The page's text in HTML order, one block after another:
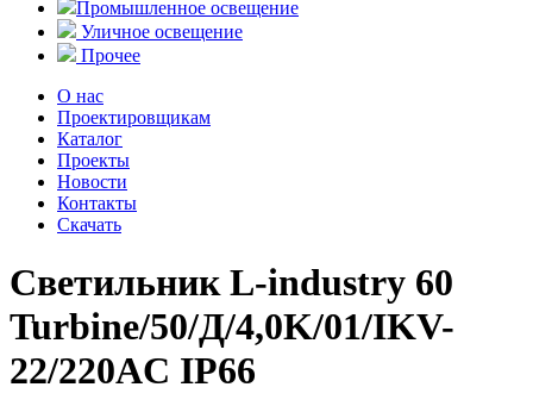
Промышленное освещение
Уличное освещение
Прочее
О нас
Проектировщикам
Каталог
Проекты
Новости
Контакты
Скачать
Светильник L-industry 60
Turbine/50/Д/4,0K/01/IKV-
22/220AC IP66